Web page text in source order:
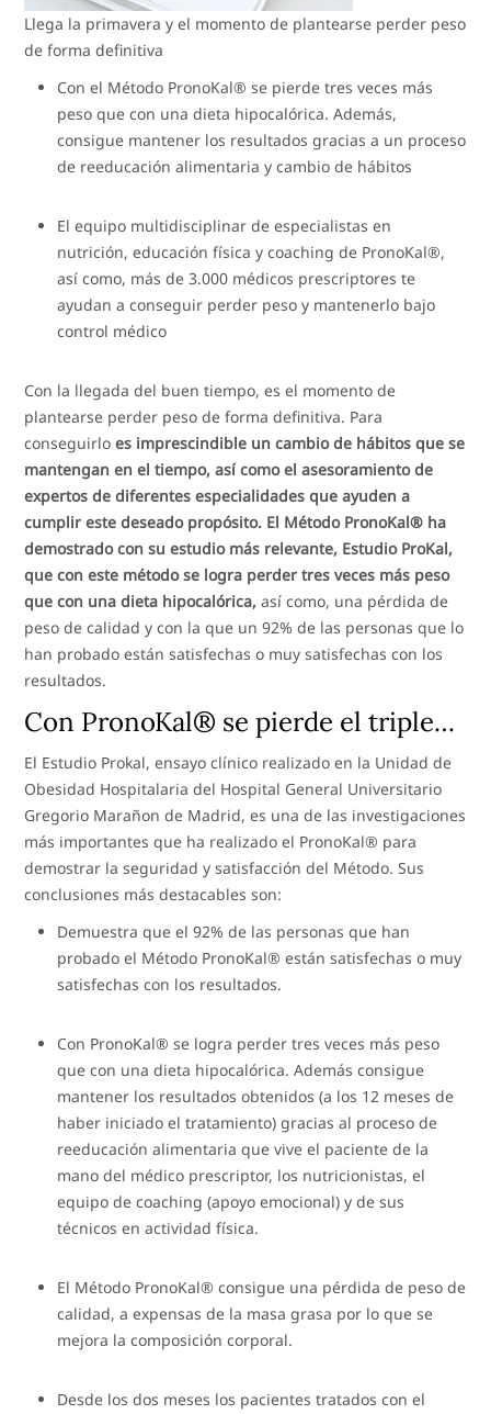
Llega la primavera y el momento de plantearse perder peso
de forma definitiva
Con el Método PronoKal® se pierde tres veces más
peso que con una dieta hipocalórica. Además,
consigue mantener los resultados gracias a un proceso
de reeducación alimentaria y cambio de hábitos
El equipo multidisciplinar de especialistas en
nutrición, educación física y coaching de PronoKal®,
así como, más de 3.000 médicos prescriptores te
ayudan a conseguir perder peso y mantenerlo bajo
control médico
Con la llegada del buen tiempo, es el momento de
plantearse perder peso de forma definitiva. Para
conseguirloes imprescindible un cambio de hábitos que se
mantengan en el tiempo, así como el asesoramiento de
expertos de diferentes especialidades que ayuden a
cumplir este deseado propósito. El Método PronoKal® ha
demostrado con su estudio más relevante, Estudio ProKal,
que con este método se logra perder tres veces más peso
que con una dieta hipocalórica, así como, una pérdida de
peso de calidad y con la que un 92% de las personas que lo
han probado están satisfechas o muy satisfechas con los
resultados.
Con PronoKal® se pierde el triple…
El Estudio Prokal, ensayo clínico realizado en la Unidad de
Obesidad Hospitalaria del Hospital General Universitario
Gregorio Marañon de Madrid, es una de las investigaciones
más importantes que ha realizado el PronoKal® para
demostrar la seguridad y satisfacción del Método. Sus
conclusiones más destacables son:
Demuestra que el 92% de las personas que han
probado el Método PronoKal® están satisfechas o muy
satisfechas con los resultados.
Con PronoKal® se logra perder tres veces más peso
que con una dieta hipocalórica. Además consigue
mantener los resultados obtenidos (a los 12 meses de
haber iniciado el tratamiento) gracias al proceso de
reeducación alimentaria que vive el paciente de la
mano del médico prescriptor, los nutricionistas, el
equipo de coaching (apoyo emocional) y de sus
técnicos en actividad física.
El Método PronoKal® consigue una pérdida de peso de
calidad, a expensas de la masa grasa por lo que se
mejora la composición corporal.
Desde los dos meses los pacientes tratados con el